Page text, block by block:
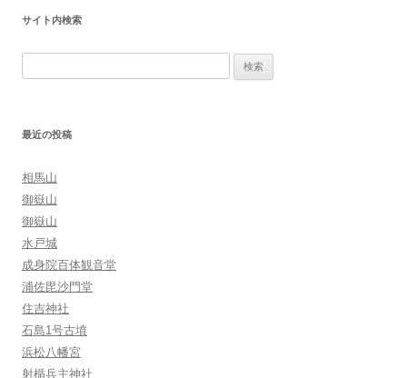
ビ
ゲ
ー
ョ
サイト内検索
最近の投稿
相馬山
御嶽山
御嶽山
水戸城
成身院百体観音堂
浦佐毘沙門堂
住吉神社
石島1号古墳
浜松八幡宮
射楯兵主神社